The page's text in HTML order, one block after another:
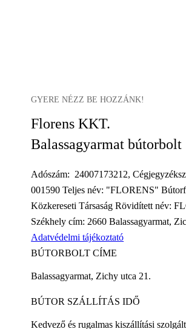
GYERE NÉZZ BE HOZZÁNK!
Florens KKT.
Balassagyarmat bútorbolt
Adószám: 24007173212,
001590 Teljes név: "FLORENS"
Közkereseti Társaság Rövidített név:
Székhely cím: 2660 Balassagyarmat,
Adatvédelmi tájékoztató
BÚTORBOLT CÍME
Balassagyarmat, Zichy utca 21.
BÚTOR SZÁLLÍTÁS IDŐ
Kedvező és rugalmas kiszállítási